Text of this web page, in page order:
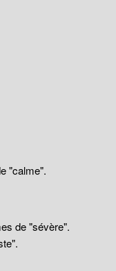
"calme".
de "sévère".